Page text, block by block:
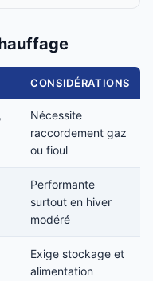
CONSIDÉRATIONS
Nécessite
raccordement gaz
ou fioul
Performante
surtout en hiver
modéré
Exige stockage et
alimentation